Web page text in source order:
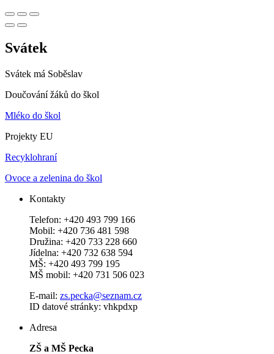
Svátek
Svátek má Soběslav
Doučování žáků do škol
Mléko do škol
Projekty EU
Recyklohraní
Ovoce a zelenina do škol
Kontakty
Telefon: +420 493 799 166
Mobil: +420 736 481 598
Družina: +420 733 228 660
Jídelna: +420 732 638 594
MŠ: +420 493 799 195
MŠ mobil: +420 731 506 023
E-mail: zs.pecka@seznam.cz
ID datové stránky: vhkpdxp
Adresa
ZŠ a MŠ Pecka